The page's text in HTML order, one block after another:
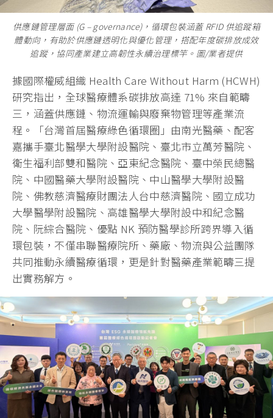
供應鏈管理層面 (G – governance)，循環包裝涵蓋 RFID 供追蹤箱
體動向，有助於供應鏈透明化與優化管理，搭配年度碳排放成效
追蹤，協同產業建立高韌性永續治理標竿。圖/業者提供
據國際權威組織 Health Care Without Harm (HCWH)
研究指出，全球醫療體系碳排放高達 71% 來自範疇
三，涵蓋供應鏈、物流運輸與廢棄物管理等產業流
程。「台灣首屆醫療綠色循環圈」由南光醫藥、配客
嘉攜手臺北醫學大學附設醫院、臺北市立萬芳醫院、
衛生福利部雙和醫院、亞東紀念醫院、臺中榮民總醫
院、中國醫藥大學附設醫院、中山醫學大學附設醫
院、佛教慈濟醫療財團法人台中慈濟醫院、國立成功
大學醫學附設醫院、高雄醫學大學附設中和紀念醫
院、阮綜合醫院、優點 NK 預防醫學診所跨界導入循
環包裝，不僅串聯醫療院所、藥廠、物流與公益團隊
共同推動永續醫療循環，更是針對醫藥產業範疇三提
出實務解方。